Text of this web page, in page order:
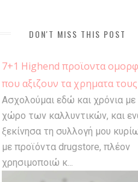
DON'T MISS THIS POST
7+1 Highend προϊοντα
που αξιζουν τα χρηματα τους
Ασχολούμαι εδώ και χρόνια με
χώρο των καλλυντικών, και
ξεκίνησα τη συλλογή μου
με προϊόντα drugstore, πλέον
χρησιμοποιώ κ...